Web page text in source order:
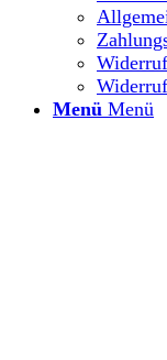
Widerruf
Menü Menü